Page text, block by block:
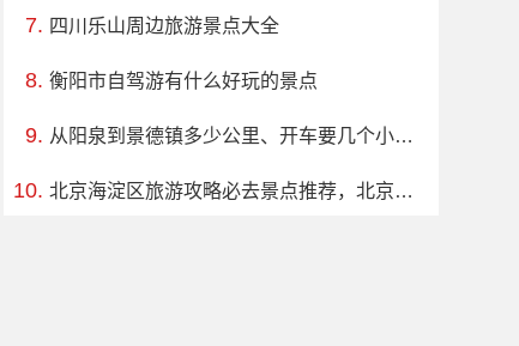
四川乐山周边旅游景点大全
衡阳市自驾游有什么好玩的景点
从阳泉到景德镇多少公里、开车要几个小时？过路费、油费等
北京海淀区旅游攻略必去景点推荐，北京海淀区旅游必去十大景点推荐